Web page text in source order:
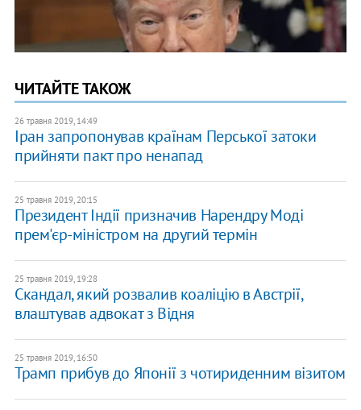
ЧИТАЙТЕ ТАКОЖ
26 травня 2019, 14:49
Іран запропонував країнам Перської затоки
прийняти пакт про ненапад
25 травня 2019, 20:15
Президент Індії призначив Нарендру Моді
прем'єр-міністром на другий термін
25 травня 2019, 19:28
Скандал, який розвалив коаліцію в Австрії,
влаштував адвокат з Відня
25 травня 2019, 16:50
Трамп прибув до Японії з чотириденним візитом